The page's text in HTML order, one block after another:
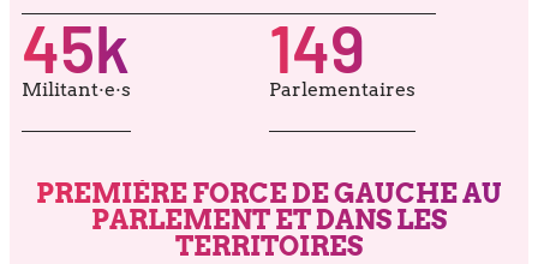
Militant·e·s
45k
Parlementaires
149
PREMIÈRE FORCE DE GAUCHE AU
PARLEMENT ET DANS LES
TERRITOIRES